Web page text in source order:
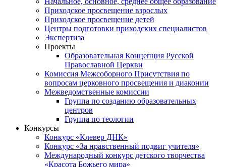
Приходское просвещение взрослых
Приходское просвещение детей
Центры подготовки приходских специалистов
Экспертиза
Проекты
Образовательная Концепция Русской
Православной Церкви
Комиссия Межсоборного Присутствия по
вопросам церковного просвещения и диаконии
Межведомственные комиссии
Группа по созданию образовательных
центров
Группа по теологии
Конкурсы
Конкурс «Клевер ДНК»
Конкурс «За нравственный подвиг учителя»
Международный конкурс детского творчества
«Красота Божьего мира»